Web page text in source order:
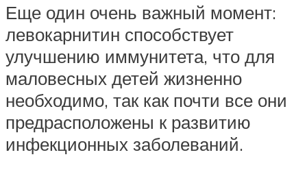
Еще один очень важный момент:
левокарнитин способствует
улучшению иммунитета, что для
маловесных детей жизненно
необходимо, так как почти все они
предрасположены к развитию
инфекционных заболеваний.